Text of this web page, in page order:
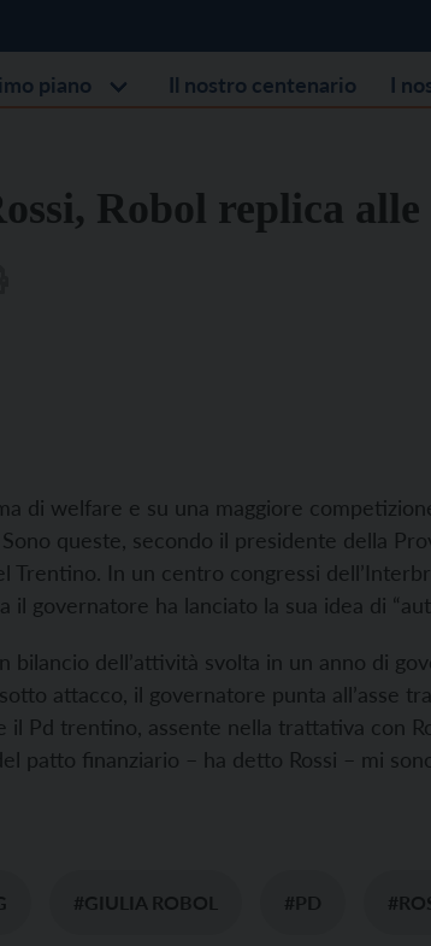
piano Il nostro centenario I
Robol replica alle
di welfare e su una maggiore
queste, secondo il presidente della
Trentino. In un centro congressi
il governatore ha lanciato la sua idea di
bilancio dell’attività svolta in un anno di
attacco, il governatore punta all’asse
il Pd trentino, assente nella trattativa con
patto finanziario – ha detto Rossi – mi
#GIULIA ROBOL #PD